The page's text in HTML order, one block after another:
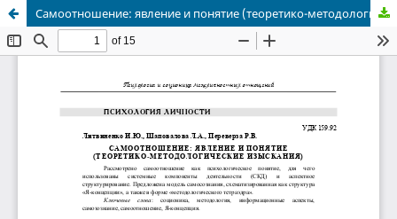
Самоотношение: явление и понятие (теоретико-методологические изыскания)